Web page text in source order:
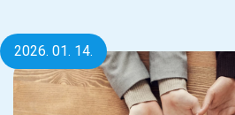
2026. 01. 14.